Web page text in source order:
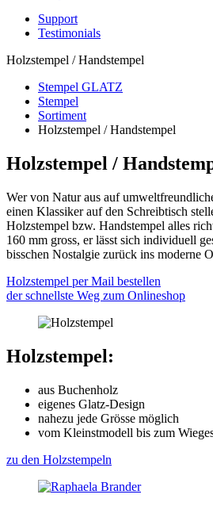
Support
Testimonials
Holzstempel / Handstempel
Stempel GLATZ
Stempel
Sortiment
Holzstempel / Handstempel
Holzstempel /
Wer von Natur aus auf
einen Klassiker auf den Schreibtisch
Holzstempel bzw. Handstempel alles
160 mm gross, er lässt sich individuell
bisschen Nostalgie zurück ins moderne
Holzstempel per Mail bestellen
der schnellste Weg zum Onlineshop
Holzstempel:
aus Buchenholz
eigenes Glatz-Design
nahezu jede Grösse möglich
vom Kleinstmodell bis zum
zu den Holzstempeln